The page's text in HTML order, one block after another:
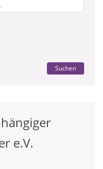
Suchen
e.V.